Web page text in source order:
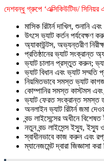
দেশবন্ধু গ্রুপে ‘এক্সিকিউটিভ/ সিনিয়র
মাসিক রিটার্ন দাখিল, শুনানি
উৎসে ভ্যাট কর্তন পর্যবেক্ষণ
অ্যাকাউন্টস, অভ্যন্তরীণ
প্রতিষ্ঠানের ভ্যাট সংক্রান্ত
ভ্যাট চালান প্রস্তুত করুন;
ভ্যাট বিধান এবং ভ্যাট সম্মতি
নিয়মিতভাবে সমস্ত ভ্যাট
কোম্পানির সমস্ত কাস্টমস এবং
ভ্যাট ফেরত সংক্রান্ত সমস্ত
অনলাইন ভ্যাট রিটার্ন জমা
বন্ড লাইসেন্সের অধীনে
নতুন বন্ড লাইসেন্স ইস্যু, ইস্যু ও
স্বাধীনভাবে কাজ করুন এবং
ম্যানেজমেন্ট দ্বারা জিজ্ঞাসা